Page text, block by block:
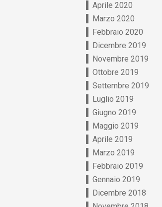
Aprile 2020
Marzo 2020
Febbraio 2020
Dicembre 2019
Novembre 2019
Ottobre 2019
Settembre 2019
Luglio 2019
Giugno 2019
Maggio 2019
Aprile 2019
Marzo 2019
Febbraio 2019
Gennaio 2019
Dicembre 2018